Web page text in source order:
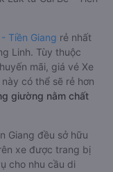
Tiền Giang rẻ nhất
Linh. Tùy thuộc
mãi, giá vé Xe
có thể sẽ rẻ hơn
giường nằm chất
Giang đều sở hữu
xe được trang bị
cho nhu cầu di